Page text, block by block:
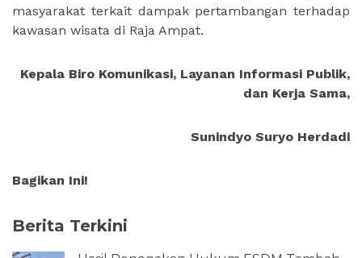
masyarakat terkait dampak pertambangan terhadap
kawasan wisata di Raja Ampat.
Kepala Biro Komunikasi, Layanan Informasi Publik,
dan Kerja Sama,
Sunindyo Suryo Herdadi
Bagikan Ini!
Berita Terkini